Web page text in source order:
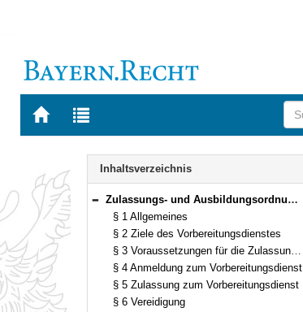
Zur
BAYERN.RECHT
Zur
letzten
Navigation
Inhaltsverzeichnis
Bereich reduzieren
Zulassungs- und Ausbildungsordnung für das Lehramt an Gymnasien (ZALG) in der Fassung der Bekanntmachung vom 29. September 1992 (GVBl. S. 477) BayRS 2038-3-4-6-1-K (§§ 1–28)
§ 1 Allgemeines
§ 2 Ziele des Vorbereitungsdienstes
§ 3 Voraussetzungen für die Zulassung zum Vorbereitungsdienst
§ 4 Anmeldung zum Vorbereitungsdienst
§ 5 Zulassung zum Vorbereitungsdienst
§ 6 Vereidigung